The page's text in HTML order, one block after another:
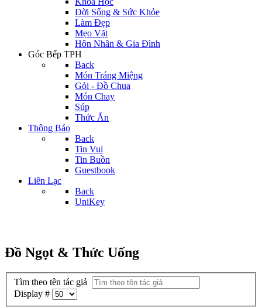
Đời Sống & Sức Khỏe
Làm Đẹp
Mẹo Vặt
Hôn Nhân & Gia Đình
Góc Bếp TPH
Back
Món Tráng Miệng
Gỏi - Đồ Chua
Món Chay
Súp
Thức Ăn
Thông Báo
Back
Tin Vui
Tin Buồn
Guestbook
Liên Lạc
Back
UniKey
Đồ Ngọt & Thức Uống
Tìm theo tên tác giả
Display #